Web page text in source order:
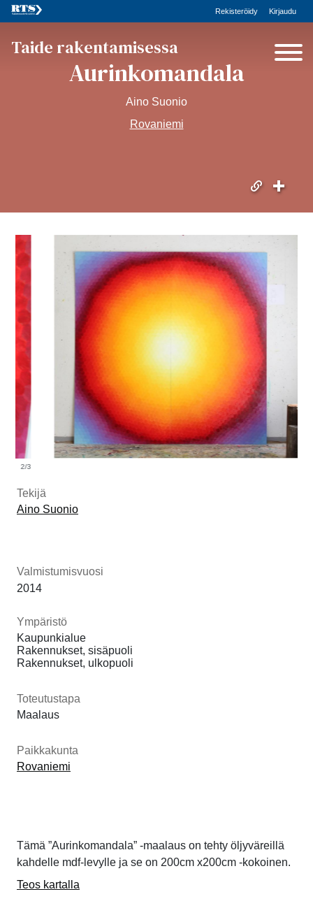
Rekisteröidy Kirjaudu
Taide rakentamisessa
Aurinkomandala
Aino Suonio
Rovaniemi
Tekijä
Aino Suonio
Valmistumisvuosi
2014
Ympäristö
Kaupunkialue
Rakennukset, sisäpuoli
Rakennukset, ulkopuoli
Toteutustapa
Maalaus
Paikkakunta
Rovaniemi
Tämä ”Aurinkomandala” -maalaus on tehty öljyväreillä
kahdelle mdf-levylle ja se on 200cm x200cm -kokoinen.
Teos kartalla